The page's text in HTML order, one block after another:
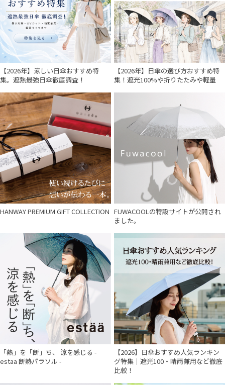
【2026年】涼しい日傘おすすめ特
集。遮熱最強日傘徹底調査！
【2026年】日傘の選び方おすすめ特
集！遮光100%や折りたたみや軽量
HANWAY PREMIUM GIFT COLLECTION FUWACOOLの特設サイトが公開され
ました。
「熱」を「断」ち、 涼を感じる -
estaa 断熱パラソル -
【2026】日傘おすすめ人気ランキン
グ特集｜遮光100・晴雨兼用など徹底
比較！